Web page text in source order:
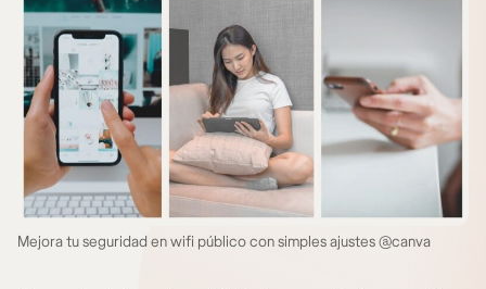
Mejora tu seguridad en wifi público con simples ajustes @canva